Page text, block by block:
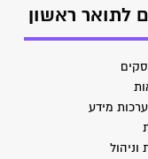
לתואר ראשון
מידע